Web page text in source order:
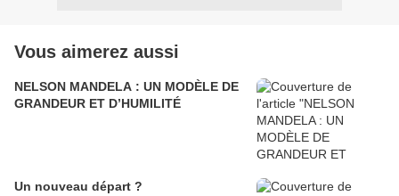
Vous aimerez aussi
NELSON MANDELA : UN MODÈLE DE
GRANDEUR ET D’HUMILITÉ
Un nouveau départ ?